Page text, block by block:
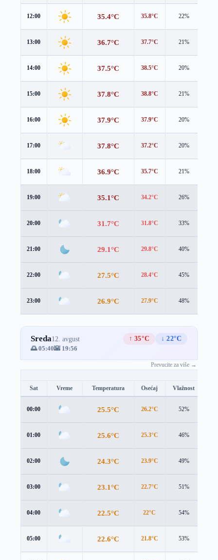
12:00 35.4°C 35.8°C 22%
13:00 36.7°C 37.7°C 21%
14:00 37.5°C 38.5°C 20%
15:00 37.8°C 38.8°C 21%
16:00 37.9°C 37.9°C 20%
17:00 37.8°C 37.2°C 20%
18:00 36.9°C 35.7°C 21%
19:00 35.1°C 34.2°C 26%
20:00 31.7°C 31.8°C 33%
21:00 29.1°C 29.8°C 40%
22:00 27.5°C 28.4°C 45%
23:00 26.9°C 27.9°C 48%
Sreda12. avgust ↑ 35°C
↓ 22°C
🌅 05:40🌇 19:56
Prevucite za više →
Sat Vreme Temperatura Osećaj Vlažnost
00:00 25.5°C 26.2°C 52%
01:00 25.6°C 25.3°C 46%
02:00 24.3°C 23.9°C 49%
03:00 23.1°C 22.7°C 51%
04:00 22.5°C 22°C 54%
05:00 22.6°C 21.8°C 53%